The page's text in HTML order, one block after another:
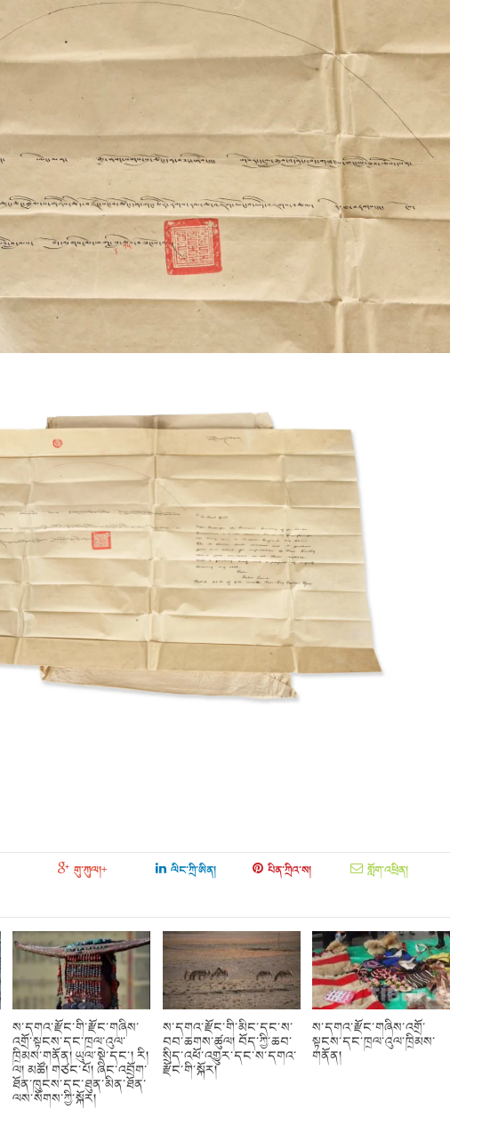
གུ་ཀུལ།+ ལིང་ཀྲི་ཨིན། པིན་ཀྲིའ་ས། གློག་འཕྲིན།
ས་དགའ་རྫོང་གི་རྫོང་གཞིས་
འགྲོ་སྟངས་དང་ཁྲལ་འུལ་
ཁྲིམས་གནོན། ཡུལ་སྡེ་དང་། རི།
ལ། མཚོ། གཙང་པོ། ཞིང་འབྲོག་
ཐོན་ཁུངས་དང་ཐུན་མིན་ཐོན་
ལས་སོགས་ཀྱི་སྐོར།
ས་དགའ་རྫོང་གི་མིང་དང་ས་
བབ་ཆགས་ཚུལ། བོད་ཀྱི་ཆབ་
སྲིད་འཕོ་འགྱུར་དང་ས་དགའ་
རྫོང་གི་སྐོར།
ས་དགའ་རྫོང་གཞིས་འགྲོ་
སྟངས་དང་ཁྲལ་འུལ་ཁྲིམས་
གནོན།